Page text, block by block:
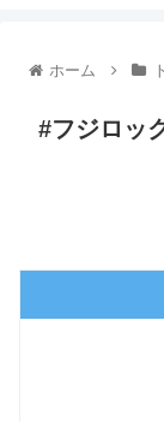
ホーム
#フジロッ